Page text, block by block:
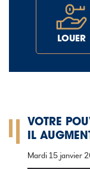
LOUER
VOTRE
IL
Mardi 15 janvier